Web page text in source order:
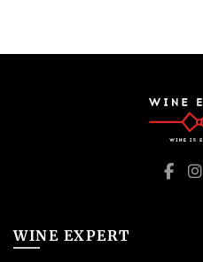
WINE EXPERT